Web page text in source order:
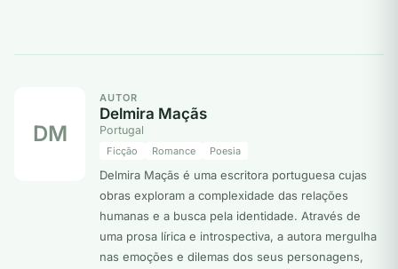
DM
AUTOR
Delmira Maçãs
Portugal
Ficção Romance Poesia
Delmira Maçãs é uma escritora portuguesa cujas
obras exploram a complexidade das relações
humanas e a busca pela identidade. Através de
uma prosa lírica e introspectiva, a autora mergulha
nas emoções e dilemas dos seus personagens,